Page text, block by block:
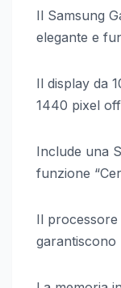
Il Samsung
elegante e
Il display da
1440 pixel
Include una
funzione
Il processore
garantiscono